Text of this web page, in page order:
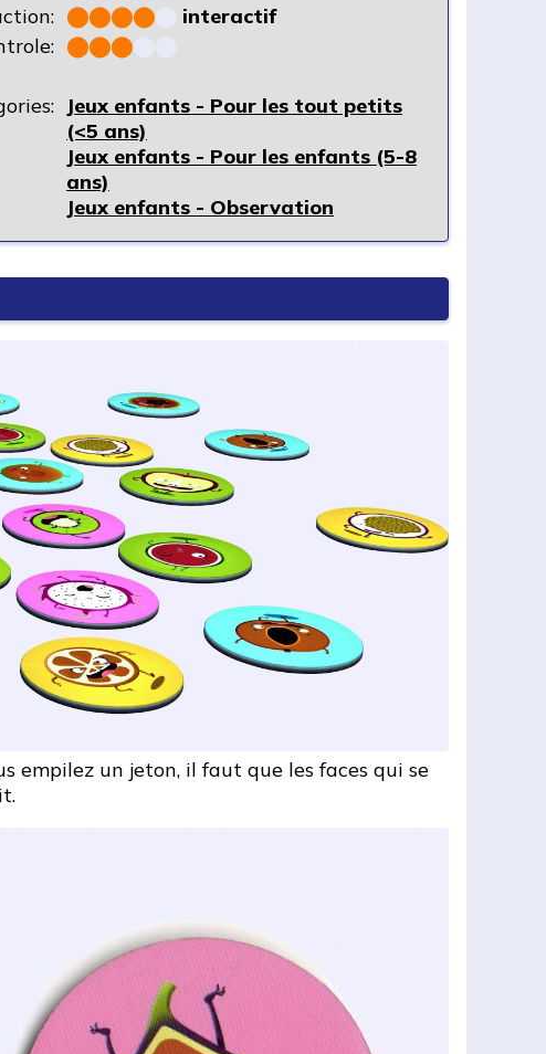
⬤⬤⬤⬤
interactif
⬤⬤⬤
Jeux enfants - Pour les tout petits
(<5 ans)
Jeux enfants - Pour les enfants (5-8
ans)
Jeux enfants - Observation
empilez un jeton, il faut que les faces qui se